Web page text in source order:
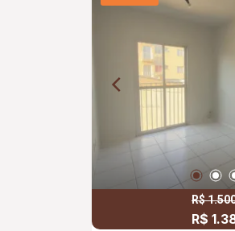
para a varanda
lazer e
dispõe ainda de
de garagem.
R$
R$